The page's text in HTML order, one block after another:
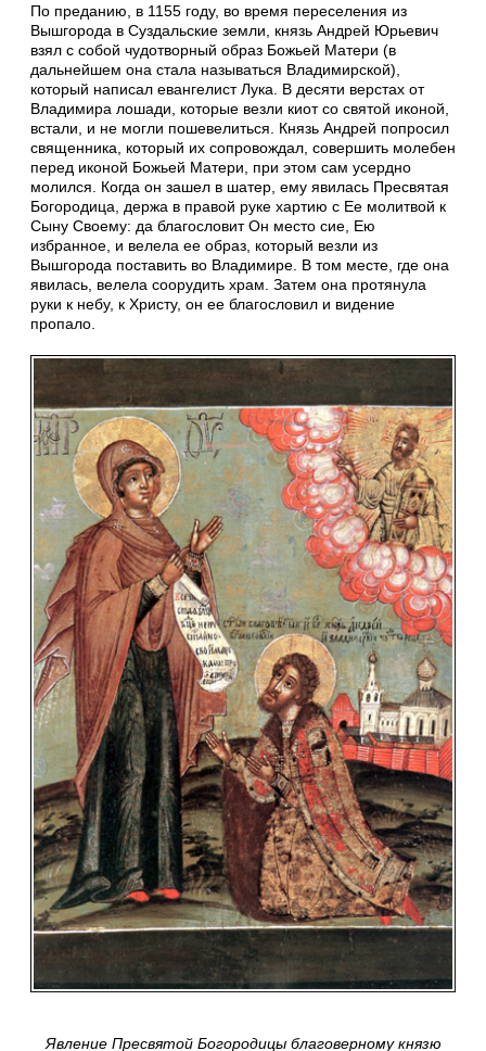
По преданию, в 1155 году, во время переселения из
Вышгорода в Суздальские земли, князь Андрей Юрьевич
взял с собой чудотворный образ Божьей Матери (в
дальнейшем она стала называться Владимирской),
который написал евангелист Лука. В десяти верстах от
Владимира лошади, которые везли киот со святой иконой,
встали, и не могли пошевелиться. Князь Андрей попросил
священника, который их сопровождал, совершить молебен
перед иконой Божьей Матери, при этом сам усердно
молился. Когда он зашел в шатер, ему явилась Пресвятая
Богородица, держа в правой руке хартию с Ее молитвой к
Сыну Своему: да благословит Он место сие, Ею
избранное, и велела ее образ, который везли из
Вышгорода поставить во Владимире. В том месте, где она
явилась, велела соорудить храм. Затем она протянула
руки к небу, к Христу, он ее благословил и видение
пропало.
Явление Пресвятой Богородицы благоверному князю